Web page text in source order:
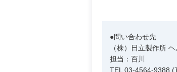
●問い合わせ先
（株）日立製作所
担当：百川
TEL 03-4564-9388 (